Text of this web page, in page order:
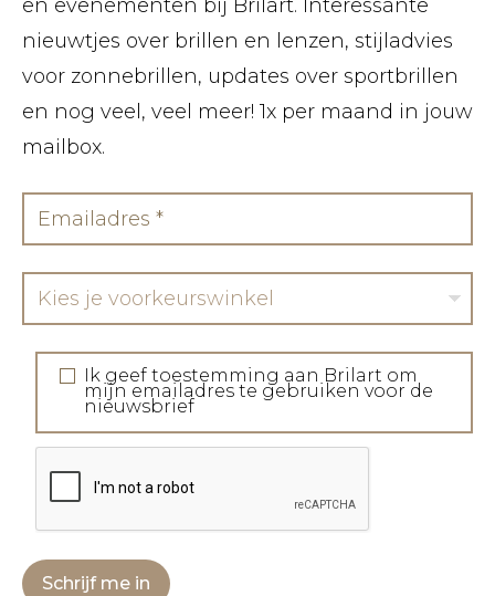
en evenementen bij Brilart. Interessante
nieuwtjes over brillen en lenzen, stijladvies
voor zonnebrillen, updates over sportbrillen
en nog veel, veel meer! 1x per maand in jouw
mailbox.
Kies je voorkeurswinkel
Ik geef toestemming aan Brilart om
mijn emailadres te gebruiken voor de
nieuwsbrief
Schrijf me in